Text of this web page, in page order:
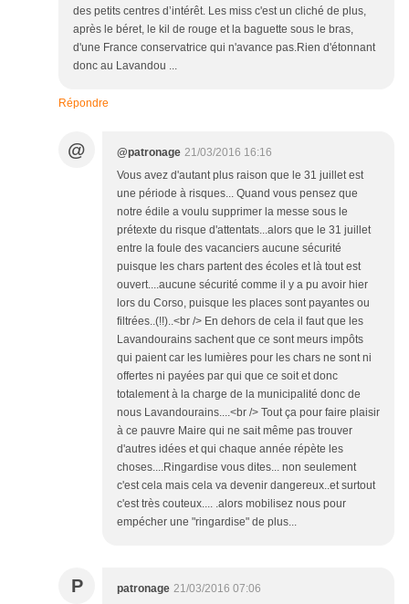
des petits centres d’intérêt. Les miss c'est un cliché de plus,
après le béret, le kil de rouge et la baguette sous le bras,
d'une France conservatrice qui n'avance pas.Rien d'étonnant
donc au Lavandou ...
Répondre
@ @patronage 21/03/2016 16:16
Vous avez d'autant plus raison que le 31 juillet est
une période à risques... Quand vous pensez que
notre édile a voulu supprimer la messe sous le
prétexte du risque d'attentats...alors que le 31 juillet
entre la foule des vacanciers aucune sécurité
puisque les chars partent des écoles et là tout est
ouvert....aucune sécurité comme il y a pu avoir hier
lors du Corso, puisque les places sont payantes ou
filtrées..(!!)..<br /> En dehors de cela il faut que les
Lavandourains sachent que ce sont meurs impôts
qui paient car les lumières pour les chars ne sont ni
offertes ni payées par qui que ce soit et donc
totalement à la charge de la municipalité donc de
nous Lavandourains....<br /> Tout ça pour faire plaisir
à ce pauvre Maire qui ne sait même pas trouver
d'autres idées et qui chaque année répète les
choses....Ringardise vous dites... non seulement
c'est cela mais cela va devenir dangereux..et surtout
c'est très couteux.... .alors mobilisez nous pour
empécher une "ringardise" de plus...
P patronage 21/03/2016 07:06